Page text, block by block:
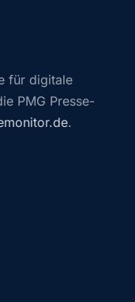
für digitale
PMG Presse-
.